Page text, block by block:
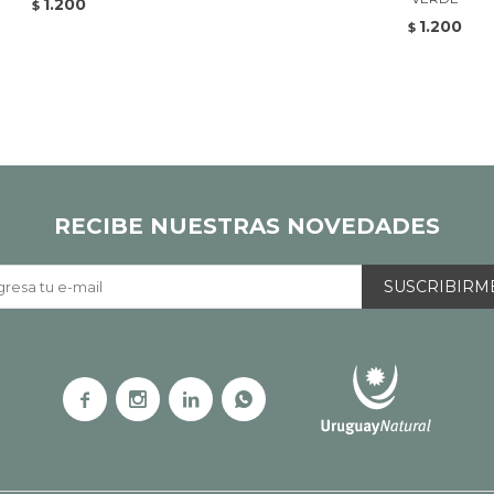
$ 1.200
$ 1.200
RECIBE NUESTRAS NOVEDADES
   